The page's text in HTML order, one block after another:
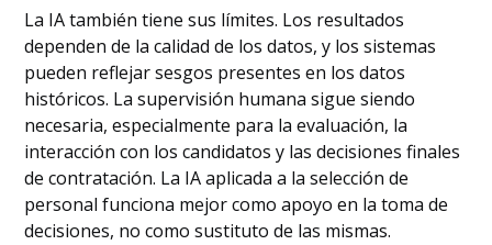
La IA también tiene sus límites. Los resultados
dependen de la calidad de los datos, y los sistemas
pueden reflejar sesgos presentes en los datos
históricos. La supervisión humana sigue siendo
necesaria, especialmente para la evaluación, la
interacción con los candidatos y las decisiones finales
de contratación. La IA aplicada a la selección de
personal funciona mejor como apoyo en la toma de
decisiones, no como sustituto de las mismas.